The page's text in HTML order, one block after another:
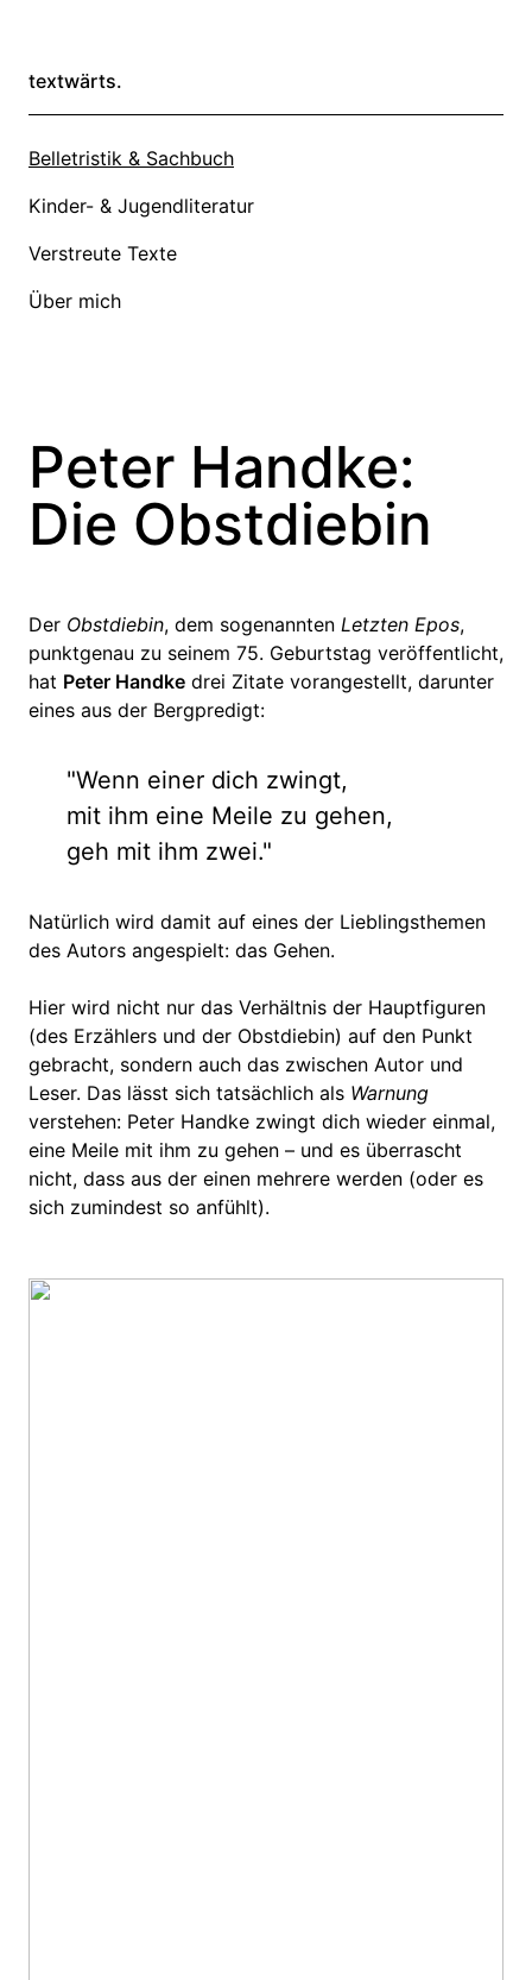
textwärts.
Belletristik & Sachbuch
Kinder- & Jugendliteratur
Verstreute Texte
Über mich
Peter Handke:
Die Obstdiebin
Der Obstdiebin, dem sogenannten Letzten Epos,
punktgenau zu seinem 75. Geburtstag veröffentlicht,
hat Peter Handke drei Zitate vorangestellt, darunter
eines aus der Bergpredigt:
"Wenn einer dich zwingt,
mit ihm eine Meile zu gehen,
geh mit ihm zwei."
Natürlich wird damit auf eines der Lieblingsthemen
des Autors angespielt: das Gehen.
Hier wird nicht nur das Verhältnis der Hauptfiguren
(des Erzählers und der Obstdiebin) auf den Punkt
gebracht, sondern auch das zwischen Autor und
Leser. Das lässt sich tatsächlich als Warnung
verstehen: Peter Handke zwingt dich wieder einmal,
eine Meile mit ihm zu gehen – und es überrascht
nicht, dass aus der einen mehrere werden (oder es
sich zumindest so anfühlt).